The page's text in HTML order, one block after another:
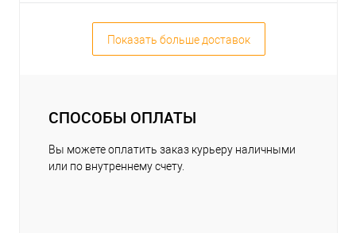
Показать больше доставок
СПОСОБЫ ОПЛАТЫ
Вы можете оплатить заказ курьеру наличными
или по внутреннему счету.